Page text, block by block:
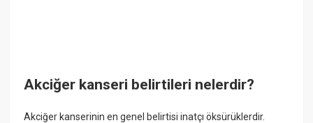
Akciğer kanseri belirtileri nelerdir?
Akciğer kanserinin en genel belirtisi inatçı öksürüklerdir.